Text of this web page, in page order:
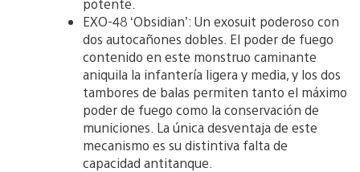
potente.
EXO-48 ‘Obsidian’: Un exosuit poderoso con
dos autocañones dobles. El poder de fuego
contenido en este monstruo caminante
aniquila la infantería ligera y media, y los dos
tambores de balas permiten tanto el máximo
poder de fuego como la conservación de
municiones. La única desventaja de este
mecanismo es su distintiva falta de
capacidad antitanque.